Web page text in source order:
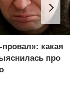
провал»: какая
про